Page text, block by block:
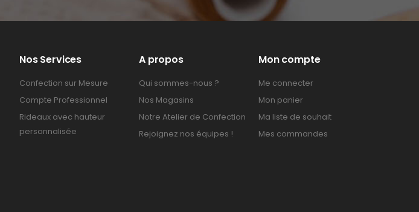
Nos Services
Confection sur Mesure
Compte Professionnel
Rideaux avec hauteur
personnalisée
A propos
Qui sommes-nous ?
Nos Magasins
Notre Atelier de Confection
Rejoignez nos équipes !
Mon compte
Me connecter
Mon panier
Ma liste de souhait
Mes commandes